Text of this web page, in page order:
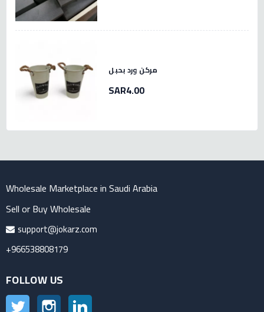
مركن ورد بحبل
SAR4.00
Wholesale Marketplace in Saudi Arabia
Sell or Buy Wholesale
support@jokarz.com
+966538808179
FOLLOW US
Twitter Instagram